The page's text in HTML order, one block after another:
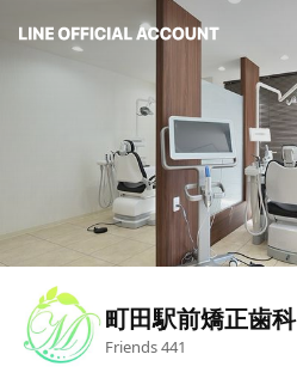
町田駅前矯正歯科
Friends441